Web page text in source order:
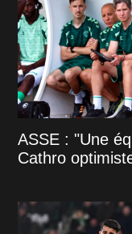
ASSE : "Une
Cathro